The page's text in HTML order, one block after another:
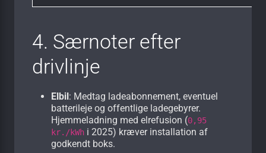
4. Særnoter efter
drivlinje
Elbil: Medtag ladeabonnement, eventuel
batterileje og offentlige lade­gebyrer.
Hjemmeladning med elrefusion (0,95
kr./kWh i 2025) kræver installation af
godkendt boks.